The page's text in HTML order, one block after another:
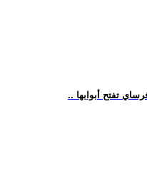
تفتح أبوابها